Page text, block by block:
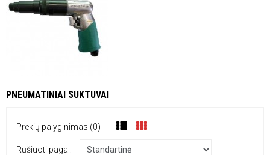
PNEUMATINIAI SUKTUVAI
Prekių palyginimas (0)
Rūšiuoti pagal: